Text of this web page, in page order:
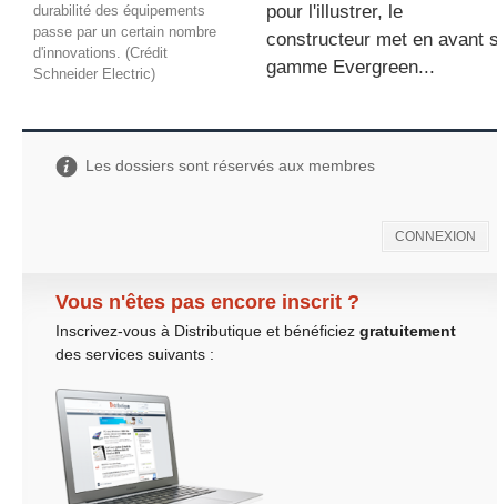
durabilité des équipements
passe par un certain nombre
d'innovations. (Crédit
Schneider Electric)
pour l'illustrer, le
constructeur met en avant
gamme Evergreen...
Les dossiers sont réservés aux membres
CONNEXION
Vous n'êtes pas encore inscrit ?
Inscrivez-vous à Distributique et bénéficiez gratuitement
des services suivants :